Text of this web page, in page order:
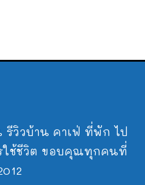
รีวิวบ้าน คาเฟ่ ที่พัก ไป
ใช้ชีวิต ขอบคุณทุกคนที่